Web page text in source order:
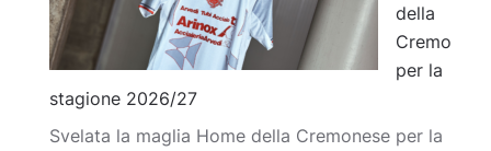
della
Cremo
per la
stagione 2026/27
Svelata la maglia Home della Cremonese per la